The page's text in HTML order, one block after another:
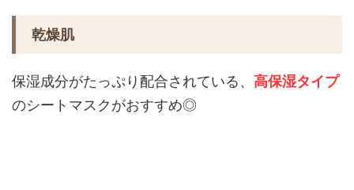
乾燥肌
保湿成分がたっぷり配合されている、 高保湿タイプ
のシートマスクがおすすめ◎